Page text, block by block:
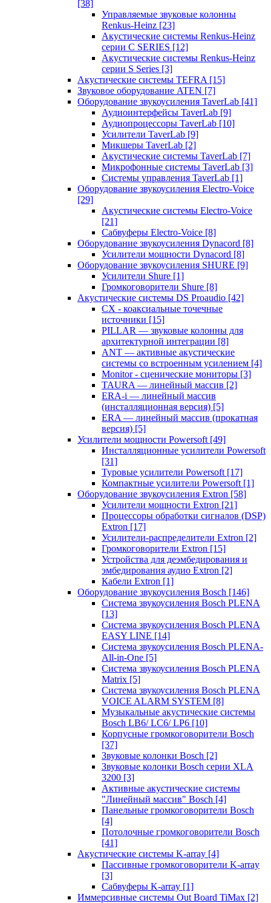
[38]
Управляемые звуковые колонны
Renkus-Heinz [23]
Акустические системы Renkus-Heinz
серии C SERIES [12]
Акустические системы Renkus-Heinz
серии S Series [3]
Акустические системы TEFRA [15]
Звуковое оборудование ATEN [7]
Оборудование звукоусиления TaverLab [41]
Аудиоинтерфейсы TaverLab [9]
Аудиопроцессоры TaverLab [10]
Усилители TaverLab [9]
Микшеры TaverLab [2]
Акустические системы TaverLab [7]
Микрофонные системы TaverLab [3]
Системы управления TaverLab [1]
Оборудование звукоусиления Electro-Voice
[29]
Акустические системы Electro-Voice
[21]
Сабвуферы Electro-Voice [8]
Оборудование звукоусиления Dynacord [8]
Усилители мощности Dynacord [8]
Оборудование звукоусиления SHURE [9]
Усилители Shure [1]
Громкоговорители Shure [8]
Акустические системы DS Proaudio [42]
CX - коаксиальные точечные
источники [15]
PILLAR — звуковые колонны для
архитектурной интеграции [8]
ANT — активные акустические
системы со встроенным усилением [4]
Monitor - сценические мониторы [3]
TAURA — линейный массив [2]
ERA-i — линейный массив
(инсталляционная версия) [5]
ERA — линейный массив (прокатная
версия) [5]
Усилители мощности Powersoft [49]
Инсталляционные усилители Powersoft
[31]
Туровые усилители Powersoft [17]
Компактные усилители Powersoft [1]
Оборудование звукоусиления Extron [58]
Усилители мощности Extron [21]
Процессоры обработки сигналов (DSP)
Extron [17]
Усилители-распределители Extron [2]
Громкоговорители Extron [15]
Устройства для деэмбедирования и
эмбедирования аудио Extron [2]
Кабели Extron [1]
Оборудование звукоусиления Bosch [146]
Система звукоусиления Bosch PLENA
[13]
Система звукоусиления Bosch PLENA
EASY LINE [14]
Система звукоусиления Bosch PLENA-
All-in-One [5]
Система звукоусиления Bosch PLENA
Matrix [5]
Система звукоусиления Bosch PLENA
VOICE ALARM SYSTEM [8]
Музыкальные акустические системы
Bosch LB6/ LC6/ LP6 [10]
Корпусные громкоговорители Bosch
[37]
Звуковые колонки Bosch [2]
Звуковые колонки Bosch серии XLA
3200 [3]
Активные акустические системы
"Линейный массив" Bosch [4]
Панельные громкоговорители Bosch
[4]
Потолочные громкоговорители Bosch
[41]
Акустические системы K-array [4]
Пассивные громкоговорители K-array
[3]
Сабвуферы K-array [1]
Иммерсивные системы Out Board TiMax [2]